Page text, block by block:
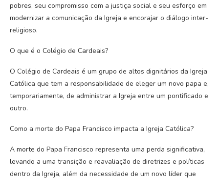
pobres, seu compromisso com a justiça social e seu esforço em
modernizar a comunicação da Igreja e encorajar o diálogo inter-
religioso.
O que é o Colégio de Cardeais?
O Colégio de Cardeais é um grupo de altos dignitários da Igreja
Católica que tem a responsabilidade de eleger um novo papa e,
temporariamente, de administrar a Igreja entre um pontificado e
outro.
Como a morte do Papa Francisco impacta a Igreja Católica?
A morte do Papa Francisco representa uma perda significativa,
levando a uma transição e reavaliação de diretrizes e políticas
dentro da Igreja, além da necessidade de um novo líder que